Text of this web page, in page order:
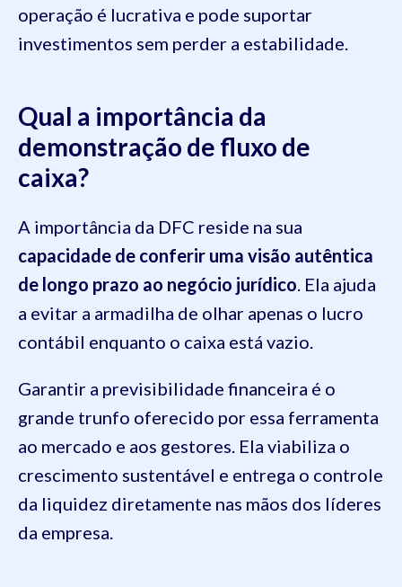
operação é lucrativa e pode suportar
investimentos sem perder a estabilidade.
Qual a importância da
demonstração de fluxo de
caixa?
A importância da DFC reside na sua
capacidade de conferir uma visão autêntica
de longo prazo ao negócio jurídico. Ela ajuda
a evitar a armadilha de olhar apenas o lucro
contábil enquanto o caixa está vazio.
Garantir a previsibilidade financeira é o
grande trunfo oferecido por essa ferramenta
ao mercado e aos gestores. Ela viabiliza o
crescimento sustentável e entrega o controle
da liquidez diretamente nas mãos dos líderes
da empresa.